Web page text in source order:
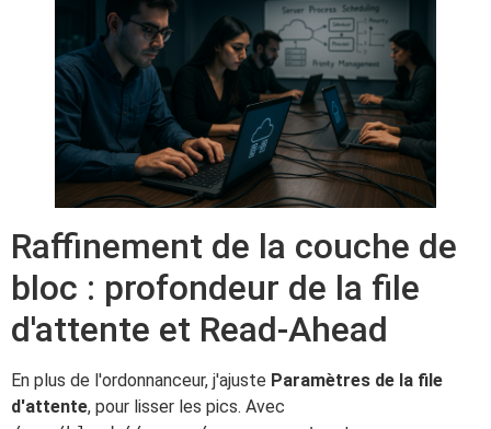
Raffinement de la couche de
bloc : profondeur de la file
d'attente et Read-Ahead
En plus de l'ordonnanceur, j'ajuste Paramètres de la file
d'attente, pour lisser les pics. Avec